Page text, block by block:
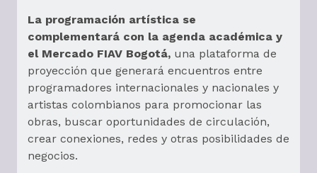
La programación artística se
complementará con la agenda académica y
el Mercado FIAV Bogotá, una plataforma de
proyección que generará encuentros entre
programadores internacionales y nacionales y
artistas colombianos para promocionar las
obras, buscar oportunidades de circulación,
crear conexiones, redes y otras posibilidades de
negocios.